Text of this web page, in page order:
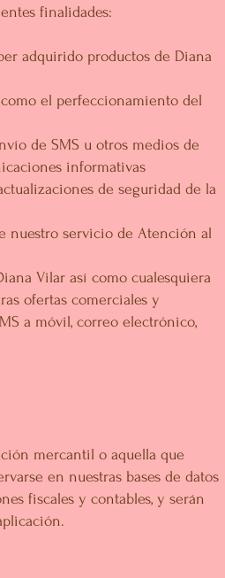
finalidades:
adquirido productos de Diana
el perfeccionamiento del
de SMS u otros medios de
informativas
de seguridad de la
servicio de Atención al
Vilar así como cualesquiera
ofertas comerciales y
a móvil, correo electrónico,
mercantil o aquella que
en nuestras bases de datos
fiscales y contables, y serán